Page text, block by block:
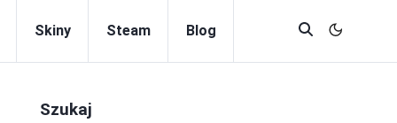
Skiny Steam Blog
Szukaj